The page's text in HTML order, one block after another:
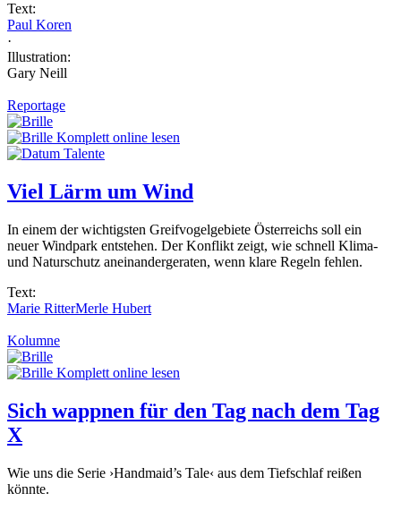
Text:
Paul Koren
·
Illustration:
Gary Neill
Reportage
Komplett online lesen
Viel Lärm um Wind
In einem der wichtigsten Greifvogelgebiete Österreichs soll ein
neuer Windpark entstehen. Der Konflikt zeigt, wie schnell Klima-
und Naturschutz aneinandergeraten, wenn klare Regeln fehlen.
Text:
Marie RitterMerle Hubert
Kolumne
Komplett online lesen
Sich wappnen für den Tag nach dem Tag
X
Wie uns die Serie ›Handmaid’s Tale‹ aus dem Tiefschlaf reißen
könnte.